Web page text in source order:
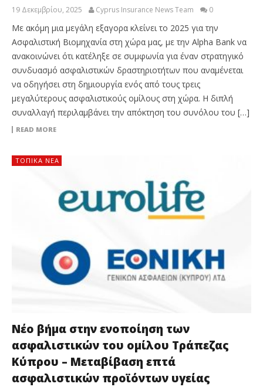
19 Δεκεμβρίου, 2025 Cyprus Insurance News Team 0
Με ακόμη μια μεγάλη εξαγορα κλείνει το 2025 για την
Ασφαλιστική Βιομηχανία στη χώρα μας, με την Alpha Bank να
ανακοινώνει ότι κατέληξε σε συμφωνία για έναν στρατηγικό
συνδυασμό ασφαλιστικών δραστηριοτήτων που αναμένεται
να οδηγήσει στη δημιουργία ενός από τους τρεις
μεγαλύτερους ασφαλιστικούς ομίλους στη χώρα. Η διπλή
συναλλαγή περιλαμβάνει την απόκτηση του συνόλου του […]
READ MORE
ΤΟΠΙΚΑ ΝΕΑ
Νέο βήμα στην ενοποίηση των
ασφαλιστικών του ομίλου Τράπεζας
Κύπρου – Μεταβίβαση επτά
ασφαλιστικών προϊόντων υγείας